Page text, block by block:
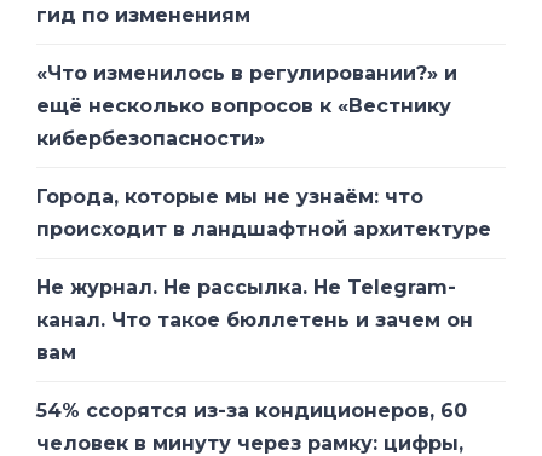
гид по изменениям
«Что изменилось в регулировании?» и
ещё несколько вопросов к «Вестнику
кибербезопасности»
Города, которые мы не узнаём: что
происходит в ландшафтной архитектуре
Не журнал. Не рассылка. Не Telegram-
канал. Что такое бюллетень и зачем он
вам
54% ссорятся из-за кондиционеров, 60
человек в минуту через рамку: цифры,